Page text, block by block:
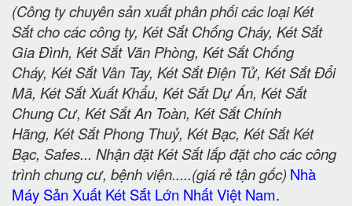
(Công ty chuyên sản xuất phân phối các loại Két
Sắt cho các công ty, Két Sắt Chống Cháy, Két Sắt
Gia Đình, Két Sắt Văn Phòng, Két Sắt Chống
Cháy, Két Sắt Vân Tay, Két Sắt Điện Tử, Két Sắt Đổi
Mã, Két Sắt Xuất Khẩu, Két Sắt Dự Án, Két Sắt
Chung Cư, Két Sắt An Toàn, Két Sắt Chính
Hãng, Két Sắt Phong Thuỷ, Két Bạc, Két Sắt Két
Bạc, Safes... Nhận đặt Két Sắt lắp đặt cho các công
trình chung cư, bệnh viện.....(giá rẻ tận gốc) Nhà
Máy Sản Xuất Két Sắt Lớn Nhất Việt Nam.